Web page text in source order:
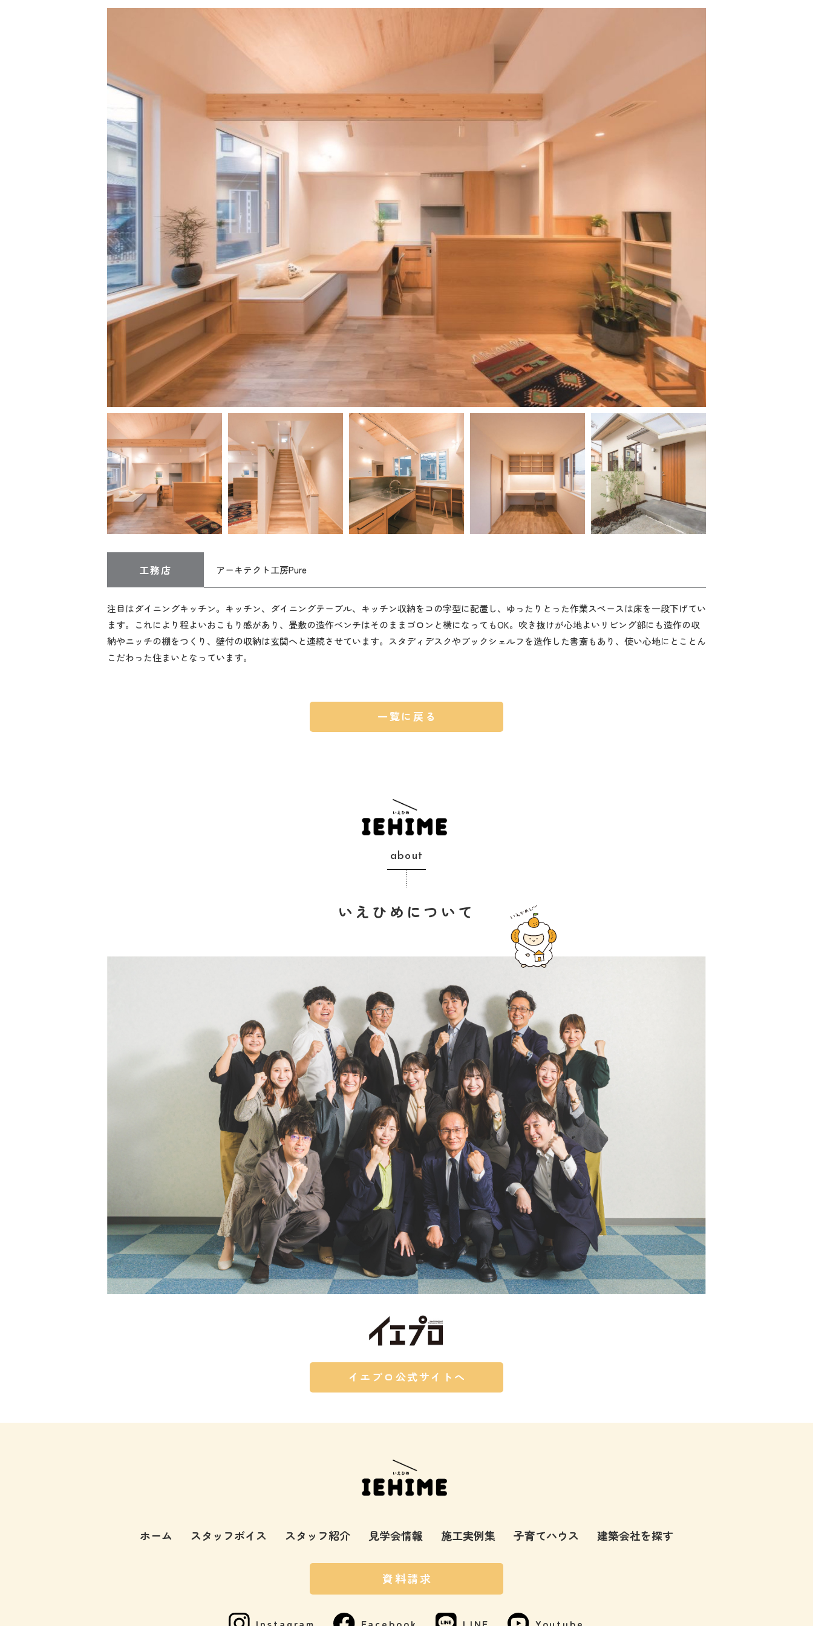
工務店 アーキテクト工房Pure
注目はダイニングキッチン。キッチン、ダイニングテーブル、キッチン収納をコの字型に配置し、ゆったりとった作業スペースは床を一段下げてい
ます。これにより程よいおこもり感があり、畳敷の造作ベンチはそのままゴロンと横になってもOK。吹き抜けが心地よいリビング部にも造作の収
納やニッチの棚をつくり、壁付の収納は玄関へと連続させています。スタディデスクやブックシェルフを造作した書斎もあり、使い心地にとことん
こだわった住まいとなっています。
一覧に戻る
about
いえひめについて
イエプロ公式サイトへ
ホーム スタッフボイス スタッフ紹介 見学会情報 施工実例集 子育てハウス 建築会社を探す
資料請求